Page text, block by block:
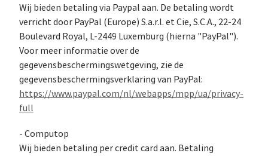
Wij bieden betaling via Paypal aan. De betaling wordt
verricht door PayPal (Europe) S.a.r.l. et Cie, S.C.A., 22-24
Boulevard Royal, L-2449 Luxemburg (hierna "PayPal").
Voor meer informatie over de
gegevensbeschermingswetgeving, zie de
gegevensbeschermingsverklaring van PayPal:
https://www.paypal.com/nl/webapps/mpp/ua/privacy-
full
- Computop
Wij bieden betaling per credit card aan. Betaling